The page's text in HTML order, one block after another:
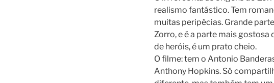
realismo fantástico. Tem
muitas peripécias. Grande
Zorro, e é a parte mais gostosa
de heróis, é um prato cheio.
O filme: tem o Antonio
Anthony Hopkins. Só